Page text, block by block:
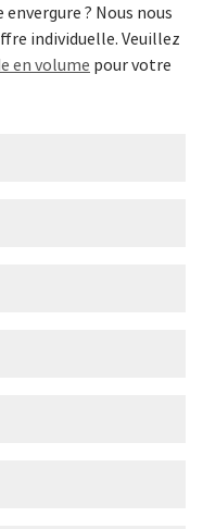
? Nous nous
individuelle. Veuillez
en volume pour votre